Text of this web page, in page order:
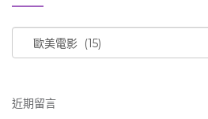
CATEGORIES
近期留言